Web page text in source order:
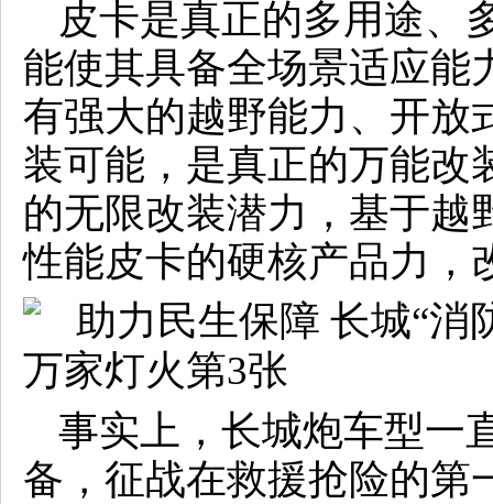
皮卡是真正的多用途、
能使其具备全场景适应能
有强大的越野能力、开放
装可能，是真正的万能改
的无限改装潜力，基于越
性能皮卡的硬核产品力，
事实上，长城炮车型一
备，征战在救援抢险的第